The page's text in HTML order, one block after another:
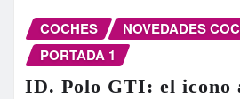
COCHES
NOVEDADES
PORTADA 1
ID. Polo GTI: el icono